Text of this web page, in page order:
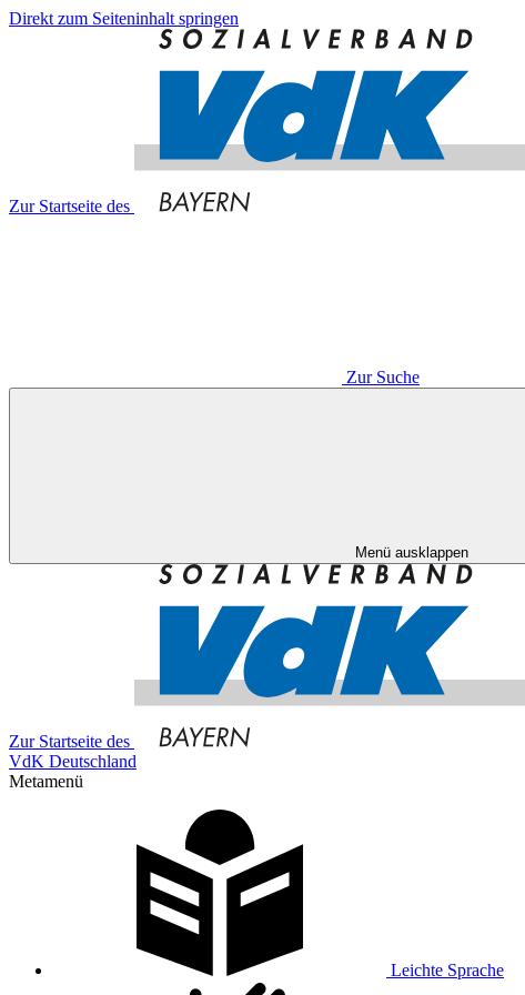
Direkt zum Seiteninhalt springen
Zur Startseite des
Zur Suche
Menü ausklappen
Zur Startseite des
VdK Deutschland
Metamenü
Leichte Sprache